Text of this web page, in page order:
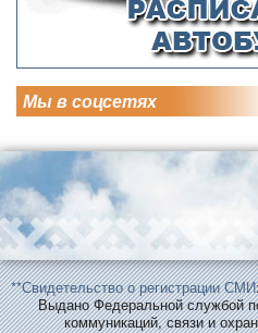
Мы в соцсетях
**Свидетельство о регистрации СМИ
Выдано Федеральной службой
коммуникаций, связи и